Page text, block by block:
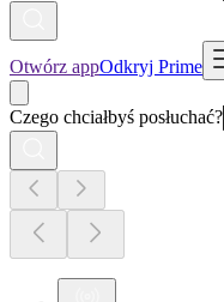
Otwórz appOdkryj Prime
Czego chciałbyś posłuchać?